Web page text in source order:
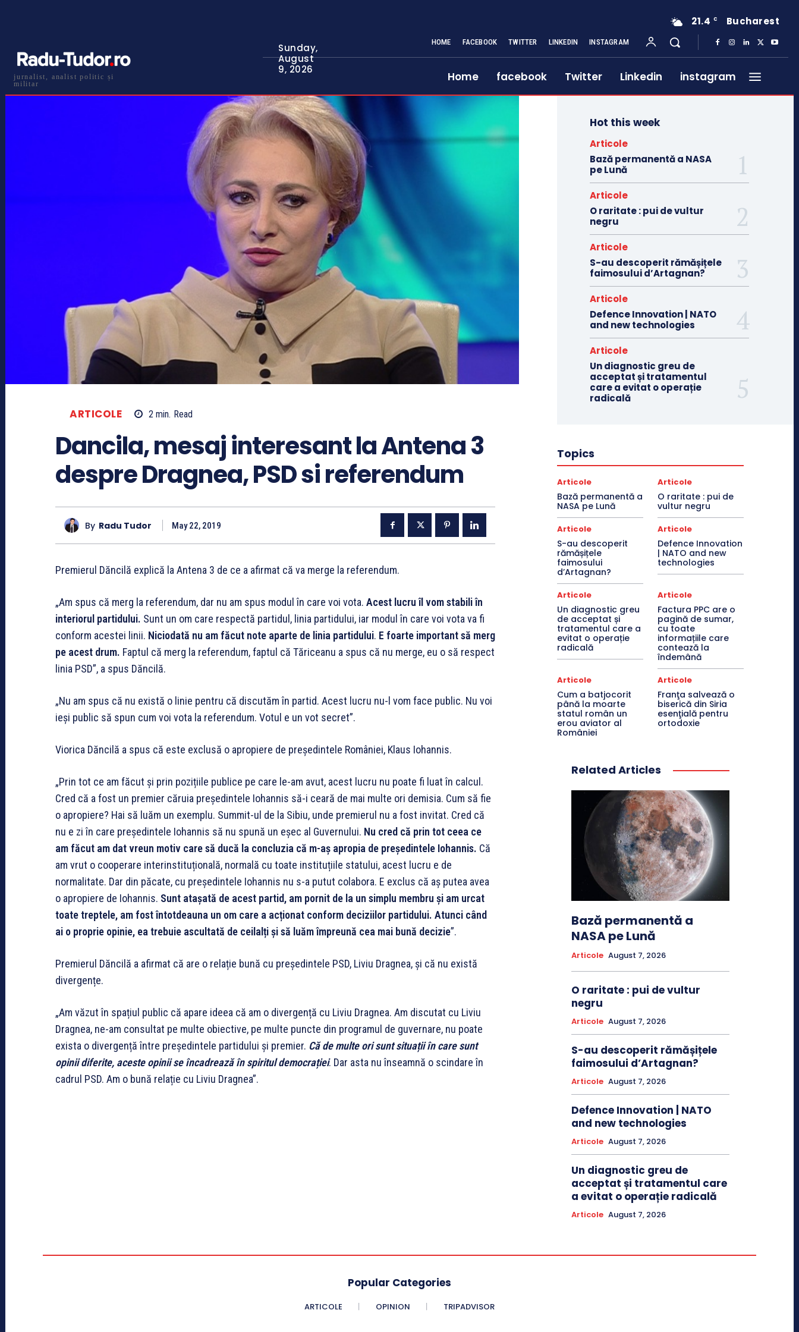
jurnalist, analist politic și
militar
Sunday,
August
9, 2026
21.4 C Bucharest
HOME FACEBOOK TWITTER LINKEDIN INSTAGRAM
Home facebook Twitter Linkedin instagram
ARTICOLE 2 min. Read
Dancila, mesaj interesant la Antena 3
despre Dragnea, PSD si referendum
By Radu Tudor May 22, 2019
Premierul Dăncilă explică la Antena 3 de ce a afirmat că va merge la referendum.
„Am spus că merg la referendum, dar nu am spus modul în care voi vota. Acest lucru îl vom stabili în
interiorul partidului. Sunt un om care respectă partidul, linia partidului, iar modul în care voi vota va fi
conform acestei linii. Niciodată nu am făcut note aparte de linia partidului. E foarte important să merg
pe acest drum. Faptul că merg la referendum, faptul că Tăriceanu a spus că nu merge, eu o să respect
linia PSD”, a spus Dăncilă.
„Nu am spus că nu există o linie pentru că discutăm în partid. Acest lucru nu-l vom face public. Nu voi
ieși public să spun cum voi vota la referendum. Votul e un vot secret”.
Viorica Dăncilă a spus că este exclusă o apropiere de președintele României, Klaus Iohannis.
„Prin tot ce am făcut și prin pozițiile publice pe care le-am avut, acest lucru nu poate fi luat în calcul.
Cred că a fost un premier căruia președintele Iohannis să-i ceară de mai multe ori demisia. Cum să fie
o apropiere? Hai să luăm un exemplu. Summit-ul de la Sibiu, unde premierul nu a fost invitat. Cred că
nu e zi în care președintele Iohannis să nu spună un eșec al Guvernului. Nu cred că prin tot ceea ce
am făcut am dat vreun motiv care să ducă la concluzia că m-aș apropia de președintele Iohannis. Că
am vrut o cooperare interinstituțională, normală cu toate instituțiile statului, acest lucru e de
normalitate. Dar din păcate, cu președintele Iohannis nu s-a putut colabora. E exclus că aș putea avea
o apropiere de Iohannis. Sunt atașată de acest partid, am pornit de la un simplu membru și am urcat
toate treptele, am fost întotdeauna un om care a acționat conform deciziilor partidului. Atunci când
ai o proprie opinie, ea trebuie ascultată de ceilalți și să luăm împreună cea mai bună decizie”.
Premierul Dăncilă a afirmat că are o relație bună cu președintele PSD, Liviu Dragnea, și că nu există
divergențe.
„Am văzut în spațiul public că apare ideea că am o divergență cu Liviu Dragnea. Am discutat cu Liviu
Dragnea, ne-am consultat pe multe obiective, pe multe puncte din programul de guvernare, nu poate
exista o divergență între președintele partidului și premier. Că de multe ori sunt situații în care sunt
opinii diferite, aceste opinii se încadrează în spiritul democrației. Dar asta nu înseamnă o scindare în
cadrul PSD. Am o bună relație cu Liviu Dragnea”.
Hot this week
Articole
Bază permanentă a NASA
pe Lună
Articole
O raritate : pui de vultur
negru
Articole
S-au descoperit rămășițele
faimosului d’Artagnan?
Articole
Defence Innovation | NATO
and new technologies
Articole
Un diagnostic greu de
acceptat și tratamentul
care a evitat o operație
radicală
Topics
Articole
Bază permanentă a
NASA pe Lună
Articole
O raritate : pui de
vultur negru
Articole
S-au descoperit
rămășițele
faimosului
d’Artagnan?
Articole
Defence Innovation
| NATO and new
technologies
Articole
Un diagnostic greu
de acceptat și
tratamentul care a
evitat o operație
radicală
Articole
Factura PPC are o
pagină de sumar,
cu toate
informațiile care
contează la
îndemână
Articole
Cum a batjocorit
până la moarte
statul român un
erou aviator al
României
Articole
Franţa salvează o
biserică din Siria
esenţială pentru
ortodoxie
Related Articles
Bază permanentă a
NASA pe Lună
Articole August 7, 2026
O raritate : pui de vultur
negru
Articole August 7, 2026
S-au descoperit rămășițele
faimosului d’Artagnan?
Articole August 7, 2026
Defence Innovation | NATO
and new technologies
Articole August 7, 2026
Un diagnostic greu de
acceptat și tratamentul care
a evitat o operație radicală
Articole August 7, 2026
Popular Categories
ARTICOLE OPINION TRIPADVISOR